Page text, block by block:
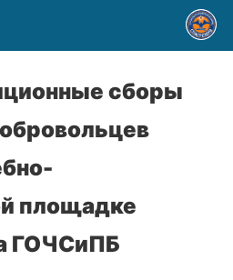
сборы
площадке
ГОЧСиПБ